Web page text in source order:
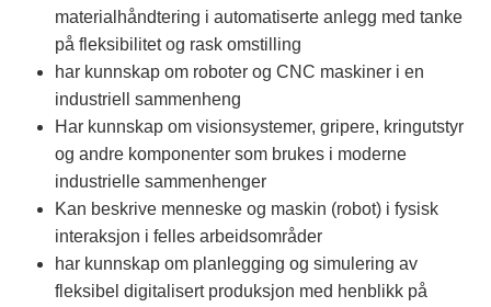
materialhåndtering i automatiserte anlegg med tanke
på fleksibilitet og rask omstilling
har kunnskap om roboter og CNC maskiner i en
industriell sammenheng
Har kunnskap om visionsystemer, gripere, kringutstyr
og andre komponenter som brukes i moderne
industrielle sammenhenger
Kan beskrive menneske og maskin (robot) i fysisk
interaksjon i felles arbeidsområder
har kunnskap om planlegging og simulering av
fleksibel digitalisert produksjon med henblikk på